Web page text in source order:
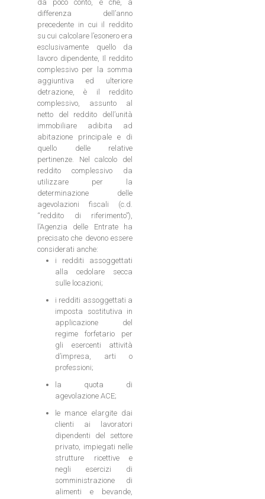
da poco conto, è che, a
differenza dell’anno
precedente in cui il reddito
su cui calcolare l’esonero era
esclusivamente quello da
lavoro dipendente, Il reddito
complessivo per la somma
aggiuntiva ed ulteriore
detrazione, è il reddito
complessivo, assunto al
netto del reddito dell’unità
immobiliare adibita ad
abitazione principale e di
quello delle relative
pertinenze. Nel calcolo del
reddito complessivo da
utilizzare per la
determinazione delle
agevolazioni fiscali (c.d.
“reddito di riferimento”),
l’Agenzia delle Entrate ha
precisato che devono essere
considerati anche:
i redditi assoggettati
alla cedolare secca
sulle locazioni;
i redditi assoggettati a
imposta sostitutiva in
applicazione del
regime forfetario per
gli esercenti attività
d’impresa, arti o
professioni;
la quota di
agevolazione ACE;
le mance elargite dai
clienti ai lavoratori
dipendenti del settore
privato, impiegati nelle
strutture ricettive e
negli esercizi di
somministrazione di
alimenti e bevande,